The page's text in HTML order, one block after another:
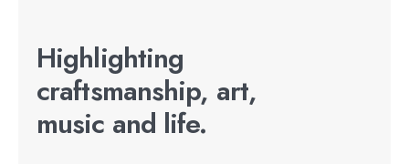
Highlighting
craftsmanship, art,
music and life.